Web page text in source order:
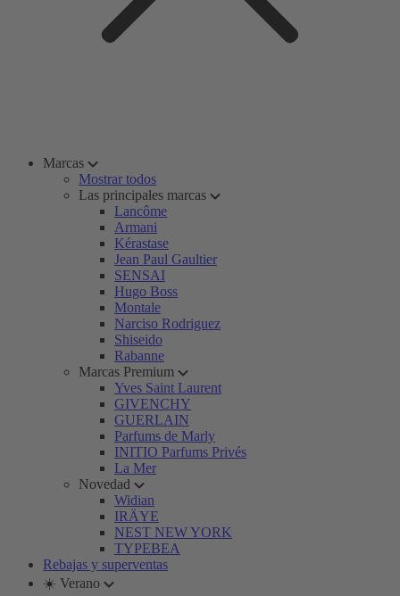
Marcas
Mostrar todos
Las principales marcas
Lancôme
Armani
Kérastase
Jean Paul Gaultier
SENSAI
Hugo Boss
Montale
Narciso Rodriguez
Shiseido
Rabanne
Marcas Premium
Yves Saint Laurent
GIVENCHY
GUERLAIN
Parfums de Marly
INITIO Parfums Privés
La Mer
Novedad
Widian
IRÄYE
NEST NEW YORK
TYPEBEA
Rebajas y superventas
☀️ Verano